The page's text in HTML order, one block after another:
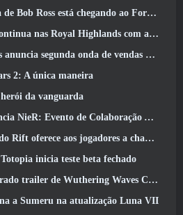
Bob Ross está chegando ao Fortnite
Royal Highlands com a atualização de hoje
onda de vendas de ingressos ExileCon
2: A única maneira
da vanguarda
Evento de Colaboração Automata
a chance de ganhar até 4000 Créditos e um novo título
inicia teste beta fechado
Waves Cyberpunk: Crossover de Edgerunners
a Sumeru na atualização Luna VII